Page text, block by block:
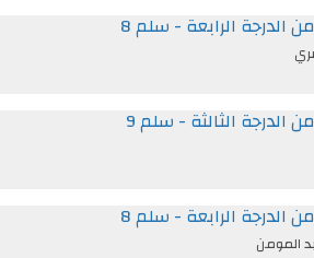
الرابعة - سلم 8
الثالثة - سلم 9
الرابعة - سلم 8